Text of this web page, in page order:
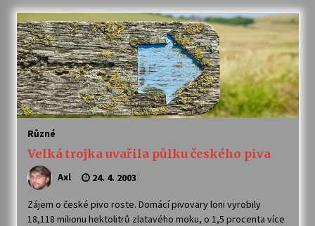
Různé
Velká trojka uvařila půlku českého piva
Axl 24. 4. 2003
Zájem o české pivo roste. Domácí pivovary loni vyrobily
18,118 milionu hektolitrů zlatavého moku, o 1,5 procenta více